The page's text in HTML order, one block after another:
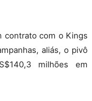
contrato com o Kings
aliás, o pivô
milhões em